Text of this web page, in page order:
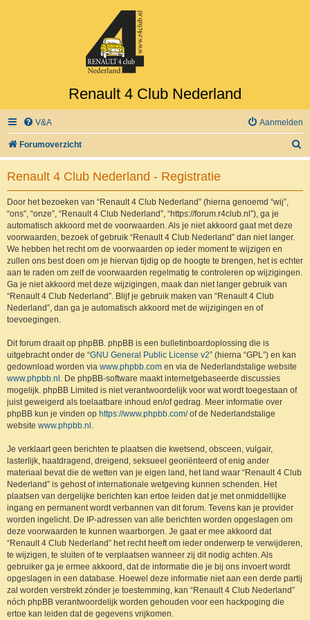
Renault 4 Club Nederland
V&A Aanmelden
Forumoverzicht
o
Renault 4 Club Nederland - Registratie
Door het bezoeken van “Renault 4 Club Nederland” (hierna genoemd “wij”,
“ons”, “onze”, “Renault 4 Club Nederland”, “https://forum.r4club.nl”), ga je
automatisch akkoord met de voorwaarden. Als je niet akkoord gaat met deze
voorwaarden, bezoek of gebruik “Renault 4 Club Nederland” dan niet langer.
We hebben het recht om de voorwaarden op ieder moment te wijzigen en
zullen ons best doen om je hiervan tijdig op de hoogte te brengen, het is echter
aan te raden om zelf de voorwaarden regelmatig te controleren op wijzigingen.
Ga je niet akkoord met deze wijzigingen, maak dan niet langer gebruik van
“Renault 4 Club Nederland”. Blijf je gebruik maken van “Renault 4 Club
Nederland”, dan ga je automatisch akkoord met de wijzigingen en of
toevoegingen.
Dit forum draait op phpBB. phpBB is een bulletinboardoplossing die is
uitgebracht onder de “GNU General Public License v2” (hierna “GPL”) en kan
gedownload worden via www.phpbb.com en via de Nederlandstalige website
www.phpbb.nl . De phpBB-software maakt internetgebaseerde discussies
mogelijk. phpBB Limited is niet verantwoordelijk voor wat wordt toegestaan of
juist geweigerd als toelaatbare inhoud en/of gedrag. Meer informatie over
phpBB kun je vinden op https://www.phpbb.com/of de Nederlandstalige
website www.phpbb.nl .
Je verklaart geen berichten te plaatsen die kwetsend, obsceen, vulgair,
lasterlijk, haatdragend, dreigend, seksueel georiënteerd of enig ander
materiaal bevat die de wetten van je eigen land, het land waar “Renault 4 Club
Nederland” is gehost of internationale wetgeving kunnen schenden. Het
plaatsen van dergelijke berichten kan ertoe leiden dat je met onmiddellijke
ingang en permanent wordt verbannen van dit forum. Tevens kan je provider
worden ingelicht. De IP-adressen van alle berichten worden opgeslagen om
deze voorwaarden te kunnen waarborgen. Je gaat er mee akkoord dat
“Renault 4 Club Nederland” het recht heeft om ieder onderwerp te verwijderen,
te wijzigen, te sluiten of te verplaatsen wanneer zij dit nodig achten. Als
gebruiker ga je ermee akkoord, dat de informatie die je bij ons invoert wordt
opgeslagen in een database. Hoewel deze informatie niet aan een derde partij
zal worden verstrekt zónder je toestemming, kan “Renault 4 Club Nederland”
nóch phpBB verantwoordelijk worden gehouden voor een hackpoging die
ertoe kan leiden dat de gegevens vrijkomen.